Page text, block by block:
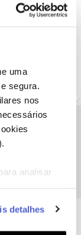
uma
segura.
nos
analisar
e
interesses
detalhes
para estar